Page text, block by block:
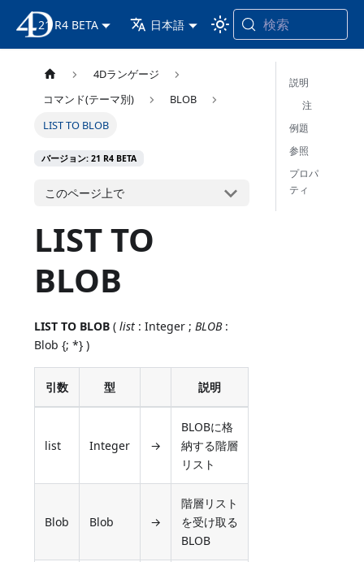
4D ドキュメンテーション
21 R4 BETA 日本語 検索
4Dランゲージ
コマンド(テーマ別)
BLOB
LIST TO BLOB
バージョン: 21 R4 BETA
このページ上で
LIST TO
BLOB
LIST TO BLOB (list : Integer ;BLOB:
Blob {; *} )
引数 型 説明
list Integer →
BLOBに格
納する階層
リスト
Blob Blob →
階層リスト
を受け取る
BLOB
説明
注
例題
参照
プロパ
ティ